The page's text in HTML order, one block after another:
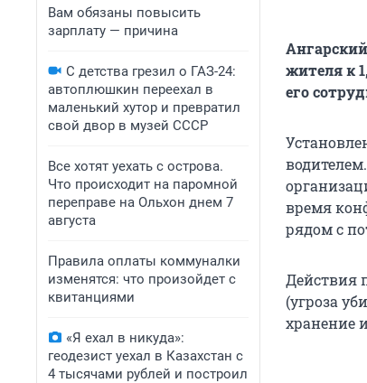
Вам обязаны повысить
зарплату — причина
С детства грезил о ГАЗ-24:
автоплюшкин переехал в
маленький хутор и превратил
свой двор в музей СССР
Все хотят уехать с острова.
Что происходит на паромной
переправе на Ольхон днем 7
августа
Правила оплаты коммуналки
изменятся: что произойдет с
квитанциями
«Я ехал в никуда»:
геодезист уехал в Казахстан с
4 тысячами рублей и построил
жителя к
его
время
рядом с
Действия
(угроза
хранение